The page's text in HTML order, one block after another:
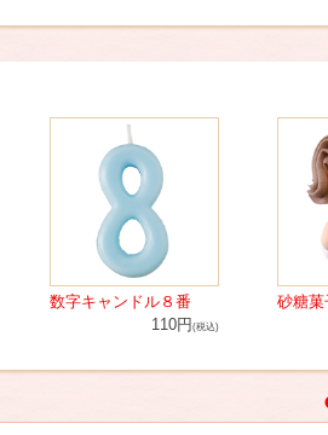
数字キャンドル８番
110円 (税込)
砂糖